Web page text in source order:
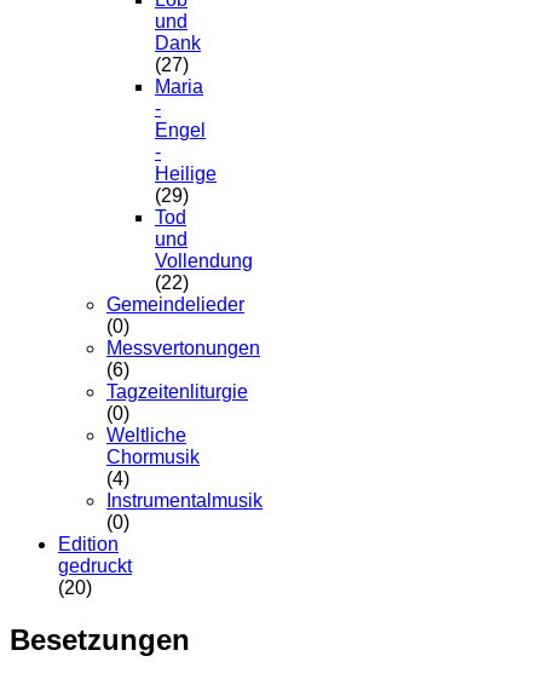
und
Dank
(27)
Maria
-
Engel
-
Heilige
(29)
Tod
und
Vollendung
(22)
Gemeindelieder
(0)
Messvertonungen
(6)
Tagzeitenliturgie
(0)
Weltliche
Chormusik
(4)
Instrumentalmusik
(0)
Edition
gedruckt
(20)
Besetzungen